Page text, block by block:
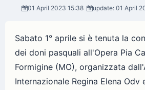
01 April 2023 15:38 update: 01 April
Sabato 1° aprile si è tenuta la
dei doni pasquali all'Opera Pia
Formigine (MO), organizzata
Internazionale Regina Elena